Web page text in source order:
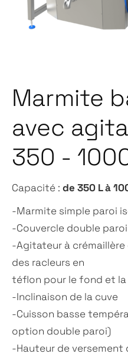
Marmite
avec
350 -
Capacité : de 350 L à
-Marmite simple paroi
-Couvercle double
-Agitateur à
des racleurs en
téflon pour le fond et la
-Inclinaison de la cuve
-Cuisson basse
option double paroi)
-Hauteur de versement